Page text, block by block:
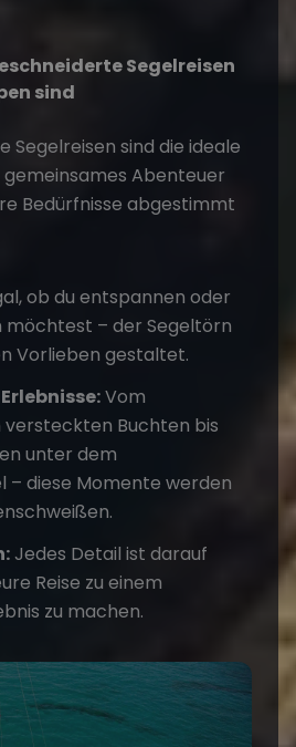
Segelreisen
sind
Segelreisen sind die ideale
gemeinsames Abenteuer
Bedürfnisse abgestimmt
ob du entspannen oder
– der Segeltörn
Vorlieben gestaltet.
Vom
versteckten Buchten bis
unter dem
– diese Momente werden
Jedes Detail ist darauf
Reise zu einem
zu machen.